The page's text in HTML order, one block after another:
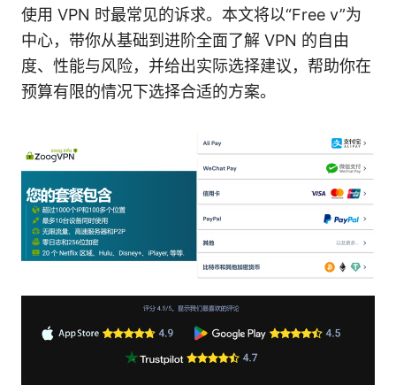
使用 VPN 时最常见的诉求。本文将以“Free v”为
中心，带你从基础到进阶全面了解 VPN 的自由
度、性能与风险，并给出实际选择建议，帮助你在
预算有限的情况下选择合适的方案。